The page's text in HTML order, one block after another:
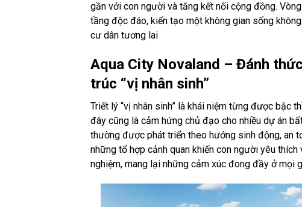
gần với con người và tăng kết nối cộng đồng.
tầng độc đáo, kiến tạo một không gian sống
cư dân tương lai
Aqua City Novaland – Đánh
trúc “vị nhân sinh”
Triết lý “vị nhân sinh” là khái niệm từng được bậc
đây cũng là cảm hứng chủ đạo cho nhiều dự án
thường được phát triển theo hướng sinh động, an
những tổ hợp cảnh quan khiến con người yêu
nghiệm, mang lại những cảm xúc đong đầy ở mọi